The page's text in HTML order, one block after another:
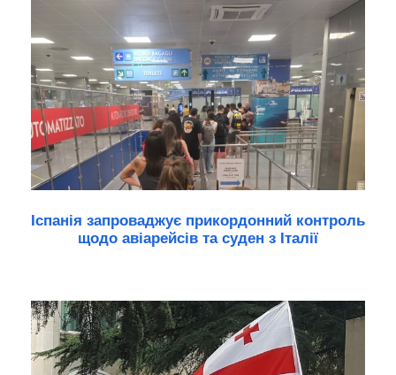
Іспанія запроваджує прикордонний контроль
щодо авіарейсів та суден з Італії